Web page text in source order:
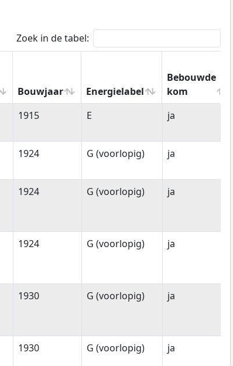
Zoek in de tabel:
Bouwjaar Energielabel
Bebouwde
kom
Bouwjaar Energielabel
Bebouwde
kom
1915 E ja
1924 G (voorlopig) ja
1924 G (voorlopig) ja
1924 G (voorlopig) ja
1930 G (voorlopig) ja
1930 G (voorlopig) ja